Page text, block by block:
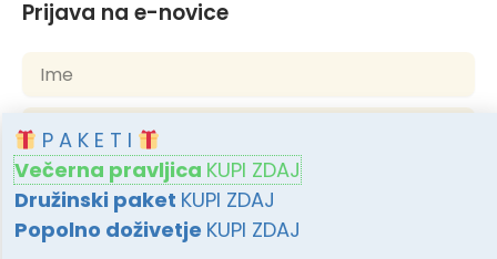
Prijava na e-novice
S klikom na Prijava se strinjam, da mi Umologija pošilja
e-novice. Več informacij v našipolitiki zasebnosti
P A K E T I
Večerna pravljica KUPI ZDAJ
Družinski paket KUPI ZDAJ
Popolno doživetje KUPI ZDAJ